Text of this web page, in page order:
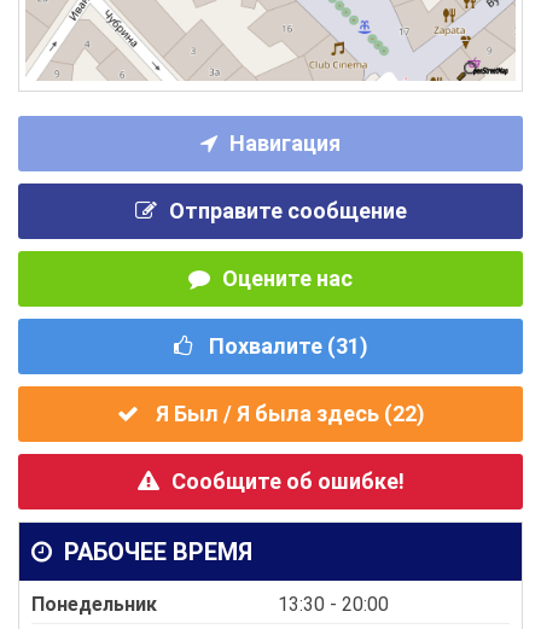
Навигация
Отправите сообщение
Оцените нас
Похвалите (31)
Я Был / Я была здесь (22)
Сообщите об ошибке!
РАБОЧЕЕ ВРЕМЯ
Понедельник
13:30 - 20:00